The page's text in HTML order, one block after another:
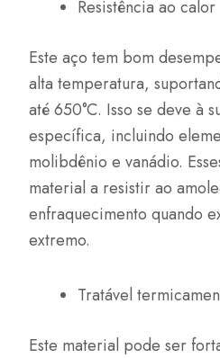
Resistência ao calor
Este aço tem bom
alta temperatura,
até 650°C. Isso se deve à
específica, incluindo
molibdênio e vanádio.
material a resistir ao
enfraquecimento quando
extremo.
Tratável
Este material pode ser